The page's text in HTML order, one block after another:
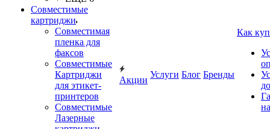
Совместимые
картриджи
Совместимая
пленка для
факсов
Совместимые
Картриджи
для этикет-
принтеров
Совместимые
Лазерные
Акции
Услуги Блог Бренды
Как